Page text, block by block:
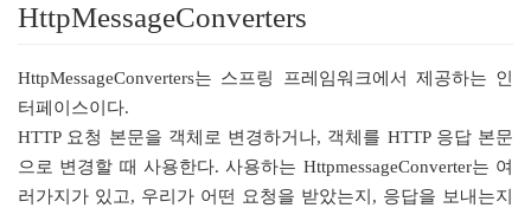
HttpMessageConverters
HttpMessageConverters는 스프링 프레임워크에서 제공하는 인
터페이스이다.
HTTP 요청 본문을 객체로 변경하거나, 객체를 HTTP 응답 본문
으로 변경할 때 사용한다. 사용하는 HttpmessageConverter는 여
러가지가 있고, 우리가 어떤 요청을 받았는지, 응답을 보내는지